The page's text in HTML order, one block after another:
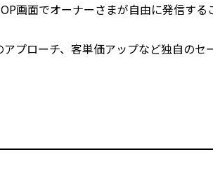
画面でオーナーさまが自由に発信する
プローチ、客単価アップなど独自のセ